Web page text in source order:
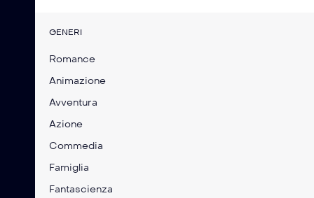
GENERI
Romance
Animazione
Avventura
Azione
Commedia
Famiglia
Fantascienza